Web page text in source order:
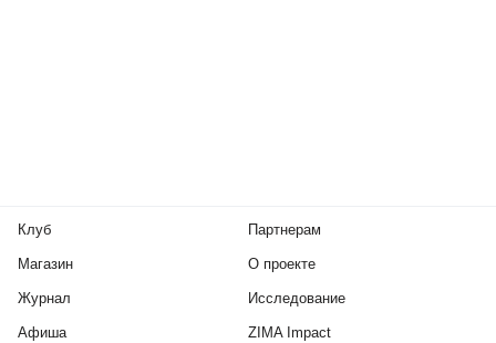
Клуб
Магазин
Журнал
Афиша
Партнерам
О проекте
Исследование
ZIMA Impact